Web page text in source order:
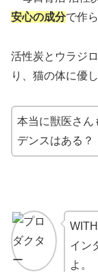
安心の成分で作
活性炭とウラジ
り、猫の体に優
本当に獣医さん
デンスはある？
イン
よ。